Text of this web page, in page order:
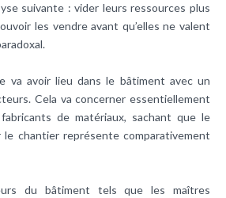
suivante : vider leurs ressources plus
les vendre avant qu’elles ne valent
va avoir lieu dans le bâtiment avec un
Cela va concerner essentiellement
de matériaux, sachant que le
le chantier représente comparativement
du bâtiment tels que les maîtres